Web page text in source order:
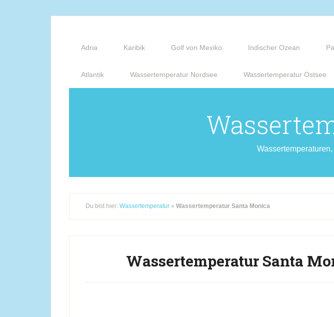
Adria Karibik Golf von Mexiko Indischer Ozean
Atlantik Wassertemperatur Nordsee Wassertemperatur Ostsee
Du bist hier: Wassertemperatur » Wassertemperatur Santa Monica
Wassertemperatur Santa